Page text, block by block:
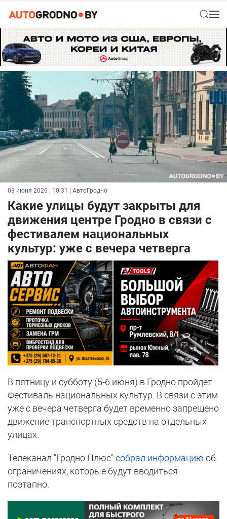
03 июня 2026 | 10:31 | АвтоГродно
Какие улицы будут закрыты для
движения центре Гродно в связи с
фестивалем национальных
культур: уже с вечера четверга
В пятницу и субботу (5-6 июня) в Гродно пройдет
Фестиваль национальных культур. В связи с этим
уже с вечера четверга будет временно запрещено
движение транспортных средств на отдельных
улицах.
Телеканал "Гродно Плюс"собрал информацию об
ограничениях, которые будут вводиться
поэтапно.